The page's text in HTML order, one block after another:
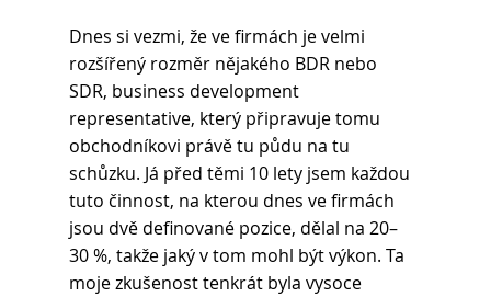
Dnes si vezmi, že ve firmách je velmi
rozšířený rozměr nějakého BDR nebo
SDR, business development
representative, který připravuje tomu
obchodníkovi právě tu půdu na tu
schůzku. Já před těmi 10 lety jsem každou
tuto činnost, na kterou dnes ve firmách
jsou dvě definované pozice, dělal na 20–
30 %, takže jaký v tom mohl být výkon. Ta
moje zkušenost tenkrát byla vysoce